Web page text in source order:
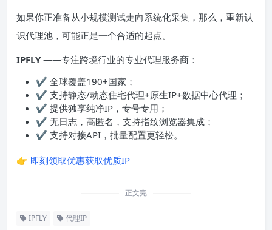
如果你正准备从小规模测试走向系统化采集，那么，重新认
识代理池，可能正是一个合适的起点。
IPFLY ——专注跨境行业的专业代理服务商：
✔ 全球覆盖190+国家；
✔ 支持静态/动态住宅代理+原生IP+数据中心代理；
✔ 提供独享纯净IP，专号专用；
✔ 无日志，高匿名，支持指纹浏览器集成；
✔ 支持对接API，批量配置更轻松。
👉 即刻领取优惠获取优质IP
正文完
IPFLY 代理IP